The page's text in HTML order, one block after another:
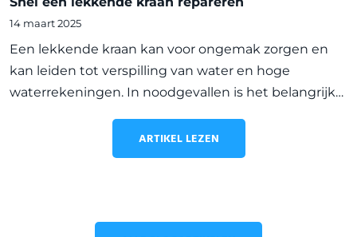
14 maart 2025
Een lekkende kraan kan voor ongemak zorgen en
kan leiden tot verspilling van water en hoge
waterrekeningen. In noodgevallen is het belangrijk
stoppen en verdere schade te voorkomen. In dit
artikel delen we de s
ARTIKEL LEZEN